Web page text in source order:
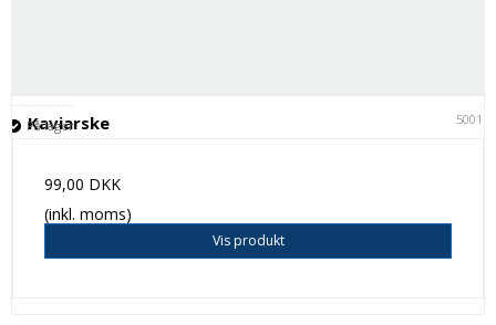
Kaviarske 50011
På lager
99,00 DKK
(inkl. moms)
Vis produkt